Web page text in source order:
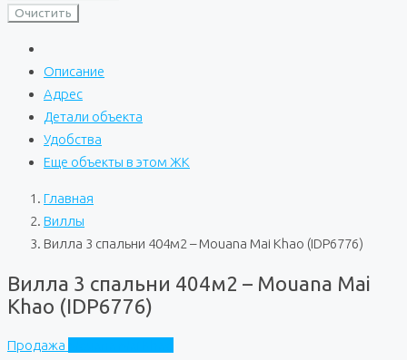
Очистить
Описание
Адрес
Детали объекта
Удобства
Еще объекты в этом ЖК
Главная
Виллы
Вилла 3 спальни 404м2 – Mouana Mai Khao (IDP6776)
Вилла 3 спальни 404м2 – Mouana Mai
Khao (IDP6776)
Продажа